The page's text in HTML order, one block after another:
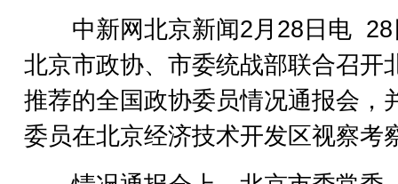
中新网北京新闻2月28日电 28
北京市政协、市委统战部联合召开
推荐的全国政协委员情况通报会，
委员在北京经济技术开发区视察考